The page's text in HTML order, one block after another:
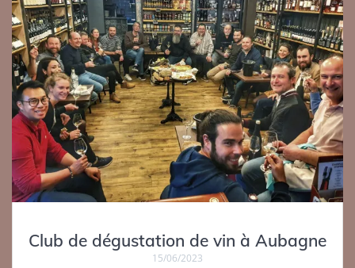
Club de dégustation de vin à Aubagne
15/06/2023